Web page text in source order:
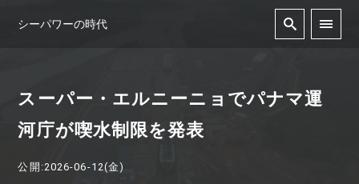
シーパワーの時代
スーパー・エルニーニョでパナマ運
河庁が喫水制限を発表
公開:2026-06-12(金)